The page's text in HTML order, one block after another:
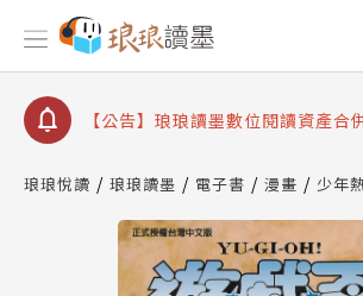
【公告】因 Readmoo 讀墨系統維
停部分閱讀服務
【公告】琅琅讀墨數位閱讀資產合
【公告】琅琅讀墨書櫃開通常見問
請圖文教學
查詢
【公告】因 Readmoo 讀墨系統維
停部分閱讀服務
琅琅悅讀 琅琅讀墨 電子書 漫畫 少年